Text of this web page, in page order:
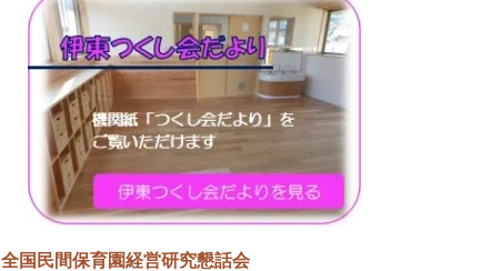
全国民間保育園経営研究懇話会